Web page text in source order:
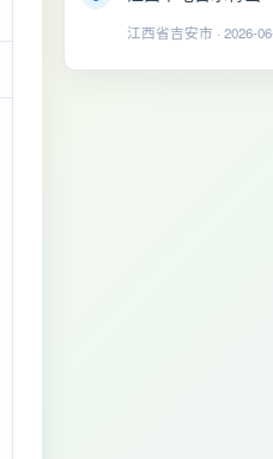
江西省吉安市 · 2026-